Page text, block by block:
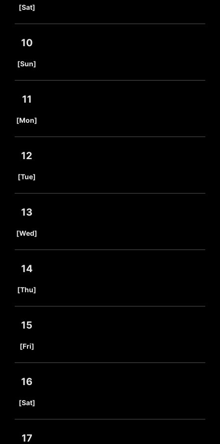
[Sat]
10
[Sun]
11
[Mon]
12
[Tue]
13
[Wed]
14
[Thu]
15
[Fri]
16
[Sat]
17